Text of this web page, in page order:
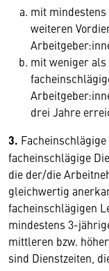
mit
weiteren
mit weniger
drei Jahre
3.
facheinschlägige
die der/die
gleichwertig
facheinschlägigen
mindestens 3-
mittleren bzw.
sind Dienstzeiten,